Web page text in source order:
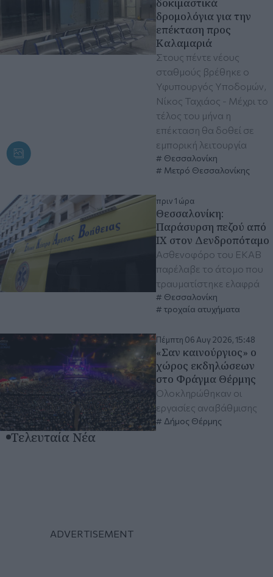
δρομολόγια για την
επέκταση προς
Καλαμαριά
Στους πέντε νέους
σταθμούς βρέθηκε ο
Υφυπουργός Υποδομών,
Νίκος Ταχιάος - Μέχρι το
τέλος του μήνα η
επέκταση θα δοθεί σε
εμπορική λειτουργία
Θεσσαλονίκη
Μετρό Θεσσαλονίκης
πριν 1 ώρα
Θεσσαλονίκη:
Παράσυρση πεζού από
ΙΧ στον Δενδροπόταμο
Ασθενοφόρο του ΕΚΑΒ
παρέλαβε το άτομο που
τραυματίστηκε ελαφρά
Θεσσαλονίκη
τροχαία ατυχήματα
Πέμπτη 06 Αυγ 2026, 15:48
«Σαν καινούργιος» ο
χώρος εκδηλώσεων
στο Φράγμα Θέρμης
Ολοκληρώθηκαν οι
εργασίες αναβάθμισης
Δήμος Θέρμης
Τελευταία Νέα